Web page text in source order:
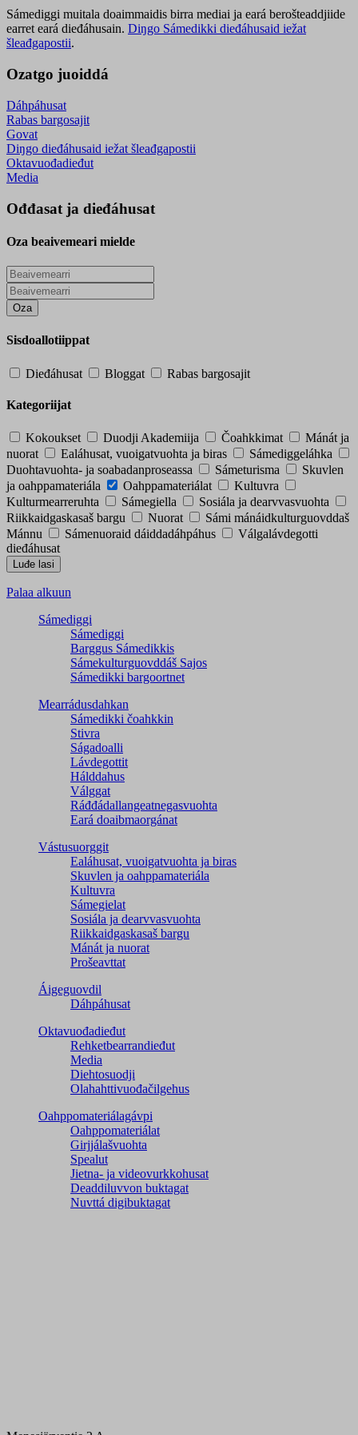
Sámediggi muitala doaimmaidis birra mediai ja eará berošteaddjiide
earret eará dieđáhusain. Diŋgo Sámedikki dieđáhusaid iežat
šleađgapostii.
Ozatgo juoiddá
Dáhpáhusat
Rabas bargosajit
Govat
Diŋgo dieđáhusaid iežat šleađgapostii
Oktavuođadieđut
Media
Ođđasat ja dieđáhusat
Oza beaivemeari mielde
Oza
Sisdoallotiippat
Dieđáhusat Bloggat Rabas bargosajit
Kategoriijat
Kokoukset Duodji Akademiija Čoahkkimat
Mánát ja
nuorat
Ealáhusat, vuoigatvuohta ja biras
Sámediggeláhka
Duohtavuohta- ja soabadanproseassa
Sámeturisma
Skuvlen
ja oahppamateriála
Oahppamateriálat
Kultuvra
Kulturmearreruhta
Sámegiella
Sosiála ja dearvvasvuohta
Riikkaidgaskasaš bargu
Nuorat
Sámi mánáidkulturguovddaš
Mánnu
Sámenuoraid dáiddadáhpáhus
Válgalávdegotti
dieđáhusat
Palaa alkuun
Sámediggi
Sámediggi
Barggus Sámedikkis
Sámekulturguovddáš Sajos
Sámedikki bargoortnet
Mearrádusdahkan
Sámedikki čoahkkin
Stivra
Ságadoalli
Lávdegottit
Hálddahus
Válggat
Ráđđádallangeatnegas­vuohta
Eará doaibmaorgánat
Vástusuorggit
Ealáhusat, vuoigatvuohta ja biras
Skuvlen ja oahppamateriála
Kultuvra
Sámegielat
Sosiála ja dearvvasvuohta
Riikkaidgaskasaš bargu
Mánát ja nuorat
Prošeavttat
Áigeguovdil
Dáhpáhusat
Oktavuođadieđut
Rehketbearrandieđut
Media
Diehtosuodji
Olahahttivuođačilgehus
Oahppomateriálagávpi
Oahppomateriálat
Girjjálašvuohta
Spealut
Jietna- ja videovurkkohusat
Deaddiluvvon buktagat
Nuvttá digibuktagat